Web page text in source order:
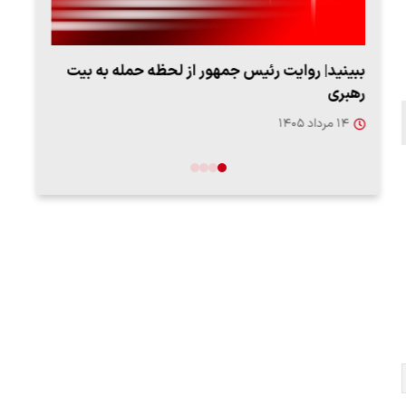
ببینید| روایت رئیس جمهور از لحظه حمله به بیت
رهبری
۱۴ مرداد ۱۴۰۵